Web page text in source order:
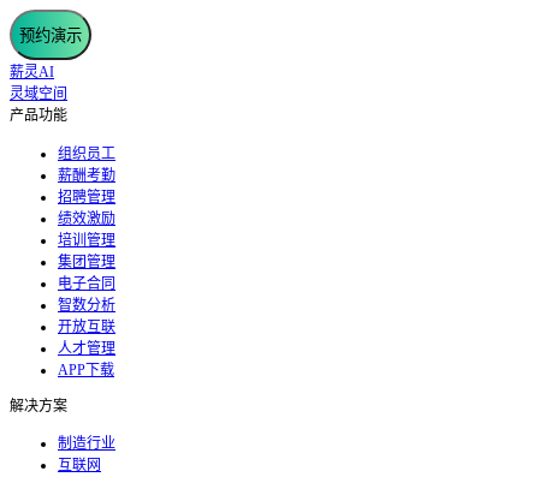
预约演示
薪灵AI
灵域空间
产品功能
组织员工
薪酬考勤
招聘管理
绩效激励
培训管理
集团管理
电子合同
智数分析
开放互联
人才管理
APP下载
解决方案
制造行业
互联网